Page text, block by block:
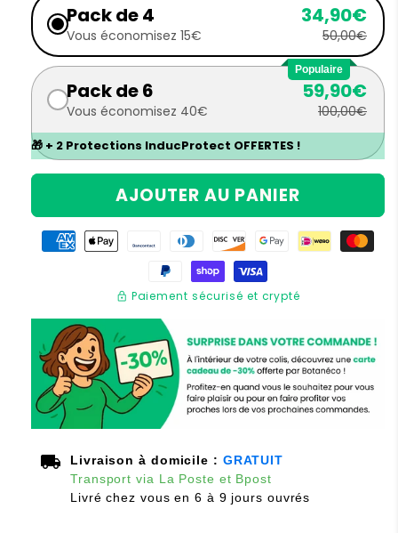
Pack de 4
Vous économisez 15€
34,90€
50,00€
Populaire
Pack de 6
Vous économisez 40€
59,90€
100,00€
🎁 + 2 Protections InducProtect OFFERTES !
AJOUTER AU PANIER
lock Paiement sécurisé et crypté
local_shipping Livraison à domicile : GRATUIT
Transport via La Poste et Bpost
Livré chez vous en 6 à 9 jours ouvrés